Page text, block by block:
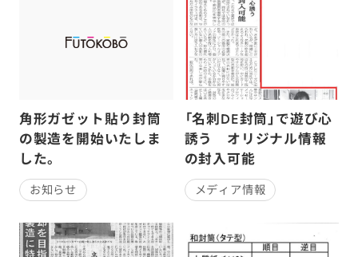
角形ガゼット貼り封筒
の製造を開始いたしま
した。
お知らせ
「名刺DE封筒」で遊び心
誘う オリジナル情報
の封入可能
メディア情報